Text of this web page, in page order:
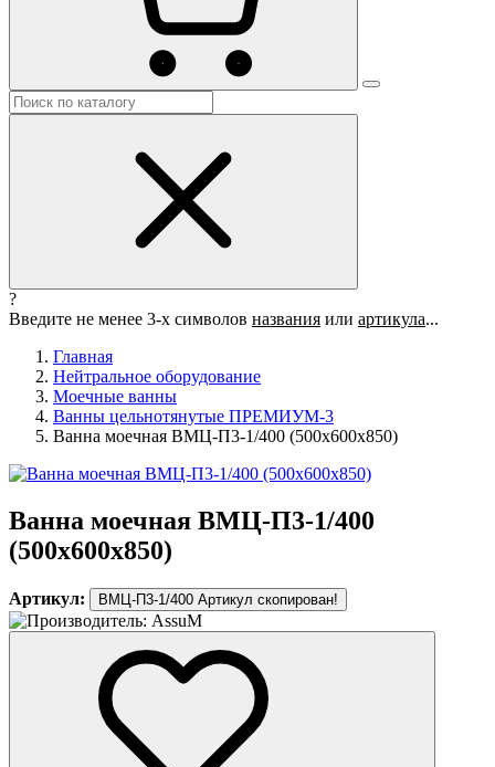
?
Введите не менее 3-х символов названия или артикула...
Главная
Нейтральное оборудование
Моечные ванны
Ванны цельнотянутые ПРЕМИУМ-3
Ванна моечная ВМЦ-П3-1/400 (500х600х850)
Ванна моечная ВМЦ-П3-1/400
(500х600х850)
Артикул: ВМЦ-П3-1/400 Артикул скопирован!